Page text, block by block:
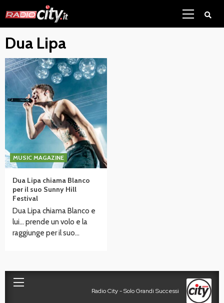
to
content
Dua Lipa
MUSIC MAGAZINE
Dua Lipa chiama Blanco
per il suo Sunny Hill
Festival
Dua Lipa chiama Blanco e
lui… prende un volo e la
raggiunge per il suo…